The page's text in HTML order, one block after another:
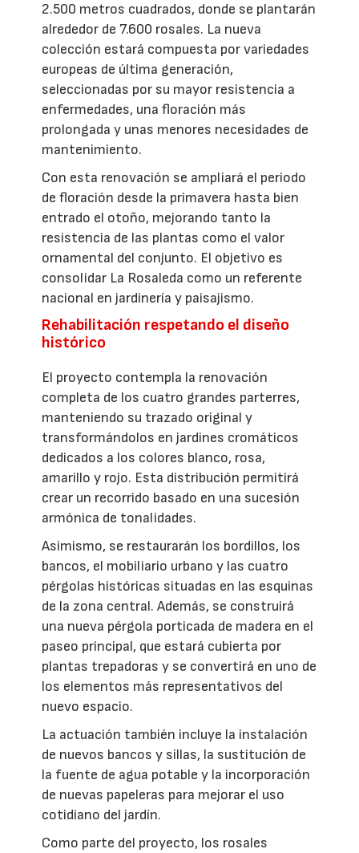
2.500 metros cuadrados, donde se plantarán
alrededor de 7.600 rosales. La nueva
colección estará compuesta por variedades
europeas de última generación,
seleccionadas por su mayor resistencia a
enfermedades, una floración más
prolongada y unas menores necesidades de
mantenimiento.
Con esta renovación se ampliará el periodo
de floración desde la primavera hasta bien
entrado el otoño, mejorando tanto la
resistencia de las plantas como el valor
ornamental del conjunto. El objetivo es
consolidar La Rosaleda como un referente
nacional en jardinería y paisajismo.
Rehabilitación respetando el diseño
histórico
El proyecto contempla la renovación
completa de los cuatro grandes parterres,
manteniendo su trazado original y
transformándolos en jardines cromáticos
dedicados a los colores blanco, rosa,
amarillo y rojo. Esta distribución permitirá
crear un recorrido basado en una sucesión
armónica de tonalidades.
Asimismo, se restaurarán los bordillos, los
bancos, el mobiliario urbano y las cuatro
pérgolas históricas situadas en las esquinas
de la zona central. Además, se construirá
una nueva pérgola porticada de madera en el
paseo principal, que estará cubierta por
plantas trepadoras y se convertirá en uno de
los elementos más representativos del
nuevo espacio.
La actuación también incluye la instalación
de nuevos bancos y sillas, la sustitución de
la fuente de agua potable y la incorporación
de nuevas papeleras para mejorar el uso
cotidiano del jardín.
Como parte del proyecto, los rosales